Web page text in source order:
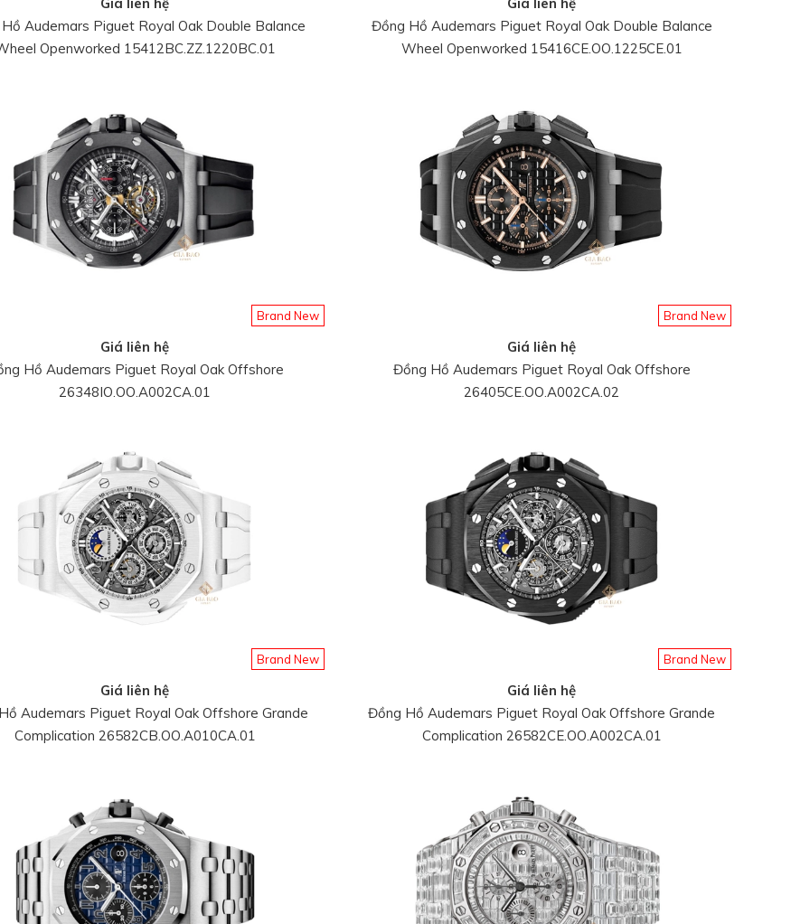
Audemars Piguet Royal Oak Double Balance
Openworked 15412BC.ZZ.1220BC.01
Đồng Hồ Audemars Piguet Royal Oak Double Balance
Wheel Openworked 15416CE.OO.1225CE.01
Brand New
Giá liên hệ
Hồ Audemars Piguet Royal Oak Offshore
26348IO.OO.A002CA.01
Brand New
Giá liên hệ
Đồng Hồ Audemars Piguet Royal Oak Offshore
26405CE.OO.A002CA.02
Brand New
Giá liên hệ
Audemars Piguet Royal Oak Offshore Grande
Complication 26582CB.OO.A010CA.01
Brand New
Giá liên hệ
Đồng Hồ Audemars Piguet Royal Oak Offshore Grande
Complication 26582CE.OO.A002CA.01